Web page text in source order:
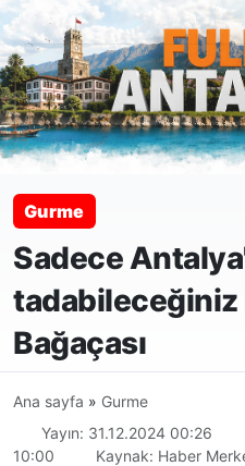
Gurme
Sadece
tadabileceğiniz
Bağaçası
Ana sayfa » Gurme
Yayın: 31.12.2024 00:26
10:00
Kaynak: Haber